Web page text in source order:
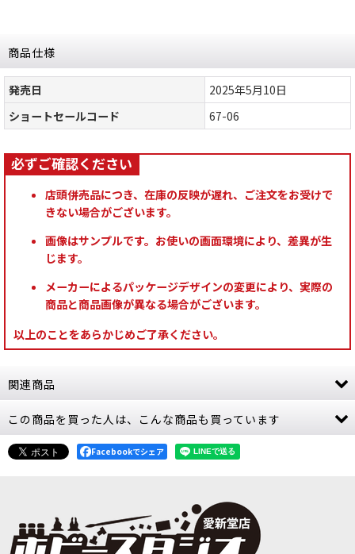
商品仕様
発売日
2025年5月10日
ショートセールコード
67-06
店頭併売品につき、在庫の反映が遅れ、ご注文をお受けで
きない場合がございます。
画像はサンプルです。お使いの画面環境により、差異が生
じます。
メーカーによるパッケージデザインの変更により、実際の
商品と商品画像が異なる場合がございます。
以上のことをあらかじめご了承ください。
関連商品
[コデックス] ワールドイーター 日本語版
8,800円(税込)
1点
写真、ゲームルールを掲載するハードカバー版書
籍。マッチプレイやナラティブプレイ用ルールの
ほか、新デタッチメ…
この商品を買った人は、こんな商品も買っています
Facebookでシェア